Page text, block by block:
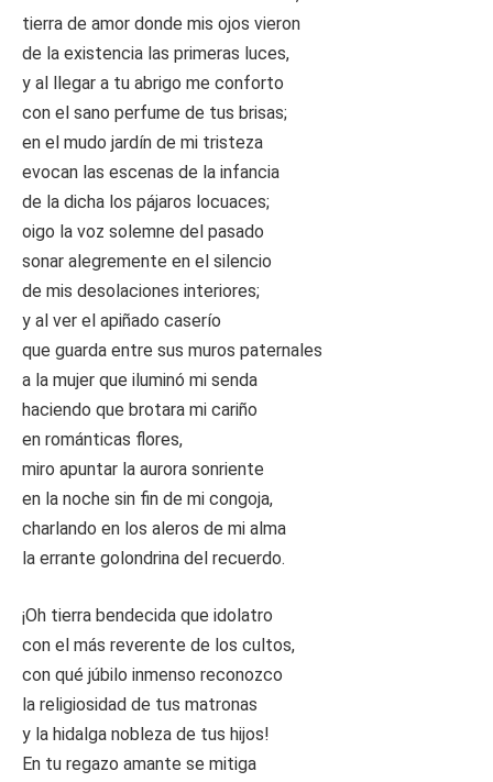
tierra de amor donde mis ojos vieron
de la existencia las primeras luces,
y al llegar a tu abrigo me conforto
con el sano perfume de tus brisas;
en el mudo jardín de mi tristeza
evocan las escenas de la infancia
de la dicha los pájaros locuaces;
oigo la voz solemne del pasado
sonar alegremente en el silencio
de mis desolaciones interiores;
y al ver el apiñado caserío
que guarda entre sus muros paternales
a la mujer que iluminó mi senda
haciendo que brotara mi cariño
en románticas flores,
miro apuntar la aurora sonriente
en la noche sin fin de mi congoja,
charlando en los aleros de mi alma
la errante golondrina del recuerdo.
¡Oh tierra bendecida que idolatro
con el más reverente de los cultos,
con qué júbilo inmenso reconozco
la religiosidad de tus matronas
y la hidalga nobleza de tus hijos!
En tu regazo amante se mitiga